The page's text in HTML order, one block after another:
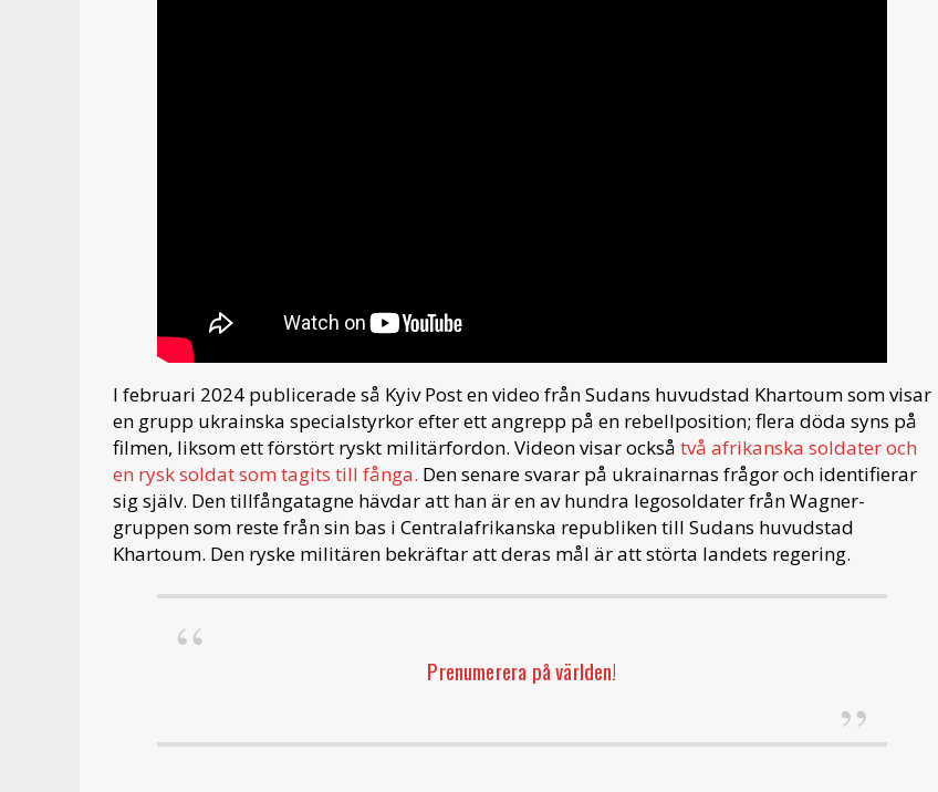
I februari 2024 publicerade så Kyiv Post en video från Sudans huvudstad Khartoum som visar
en grupp ukrainska specialstyrkor efter ett angrepp på en rebellposition; flera döda syns på
filmen, liksom ett förstört ryskt militärfordon. Videon visar också två afrikanska soldater och
en rysk soldat som tagits till fånga. Den senare svarar på ukrainarnas frågor och identifierar
sig själv. Den tillfångatagne hävdar att han är en av hundra legosoldater från Wagner-
gruppen som reste från sin bas i Centralafrikanska republiken till Sudans huvudstad
Khartoum. Den ryske militären bekräftar att deras mål är att störta landets regering.
Prenumerera på världen!